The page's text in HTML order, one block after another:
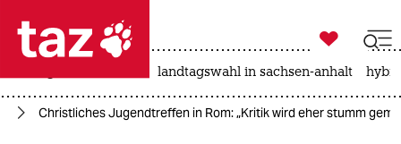
 taz zahl ich
taz zahl ich

taz zahl ich
landtagswahl in sachsen-anhalt
Christliches Jugendtreffen in Rom: „Kritik wird eher stumm